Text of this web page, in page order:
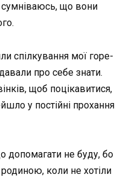
сумніваюсь, що вони
спілкування мої горе-
про себе знати.
щоб поцікавитися,
у постійні прохання
допомагати не буду, бо
коли не хотіли